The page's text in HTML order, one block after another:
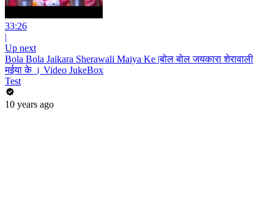
33:26
|
Up next
Bola Bola Jaikara Sherawali Maiya Ke |बोल बोल जयकारा शेरावाली
मईया के । Video JukeBox
Test
10 years ago